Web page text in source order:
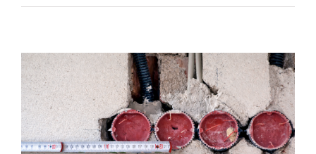
Unterschiede
und
Anforderungen
im
Praxisausbau